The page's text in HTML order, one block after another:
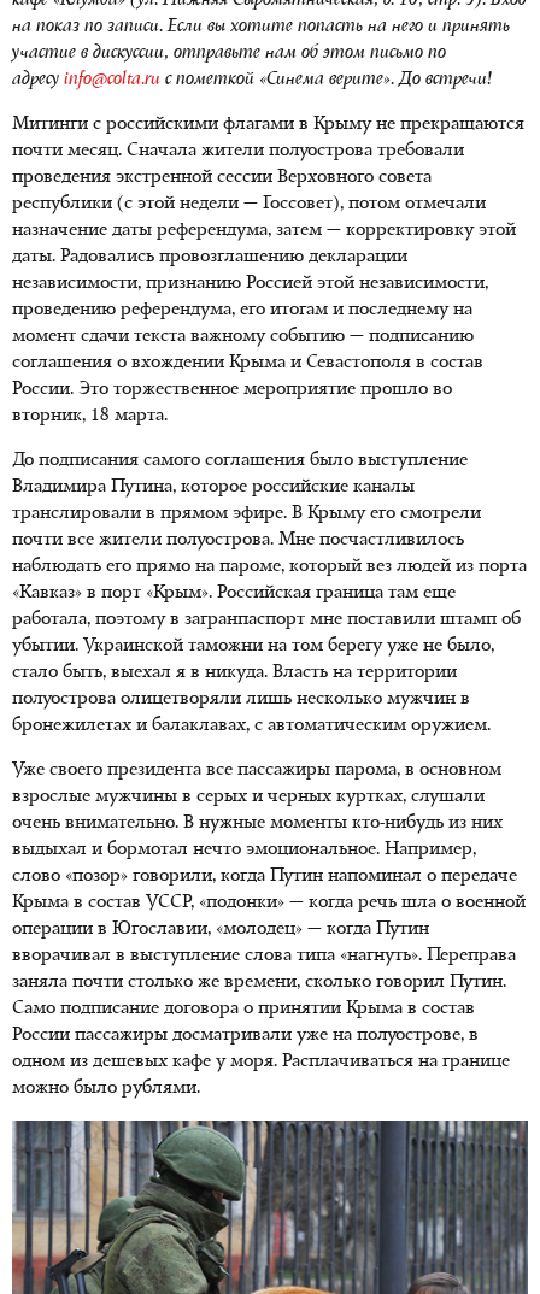
на показ по записи. Если вы хотите попасть на него и принять
участие в дискуссии, отправьте нам об этом письмо по
адресу info@colta.ru с пометкой «Синема верите». До встречи!
Митинги с российскими флагами в Крыму не прекращаются
почти месяц. Сначала жители полуострова требовали
проведения экстренной сессии Верховного совета
республики (с этой недели — Госсовет), потом отмечали
назначение даты референдума, затем — корректировку этой
даты. Радовались провозглашению декларации
независимости, признанию Россией этой независимости,
проведению референдума, его итогам и последнему на
момент сдачи текста важному событию — подписанию
соглашения о вхождении Крыма и Севастополя в состав
России. Это торжественное мероприятие прошло во
вторник, 18 марта.
До подписания самого соглашения было выступление
Владимира Путина, которое российские каналы
транслировали в прямом эфире. В Крыму его смотрели
почти все жители полуострова. Мне посчастливилось
наблюдать его прямо на пароме, который вез людей из порта
«Кавказ» в порт «Крым». Российская граница там еще
работала, поэтому в загранпаспорт мне поставили штамп об
убытии. Украинской таможни на том берегу уже не было,
стало быть, выехал я в никуда. Власть на территории
полуострова олицетворяли лишь несколько мужчин в
бронежилетах и балаклавах, с автоматическим оружием.
Уже своего президента все пассажиры парома, в основном
взрослые мужчины в серых и черных куртках, слушали
очень внимательно. В нужные моменты кто-нибудь из них
выдыхал и бормотал нечто эмоциональное. Например,
слово «позор» говорили, когда Путин напоминал о передаче
Крыма в состав УССР, «подонки» — когда речь шла о военной
операции в Югославии, «молодец» — когда Путин
вворачивал в выступление слова типа «нагнуть». Переправа
заняла почти столько же времени, сколько говорил Путин.
Само подписание договора о принятии Крыма в состав
России пассажиры досматривали уже на полуострове, в
одном из дешевых кафе у моря. Расплачиваться на границе
можно было рублями.